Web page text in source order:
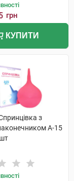
грн
КУПИТИ
з
А-15